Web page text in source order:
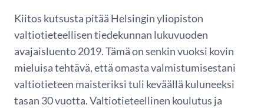
Kiitos kutsusta pitää Helsingin yliopiston
valtiotieteellisen tiedekunnan lukuvuoden
avajaisluento 2019. Tämä on senkin vuoksi kovin
mieluisa tehtävä, että omasta valmistumisestani
valtiotieteen maisteriksi tuli keväällä kuluneeksi
tasan 30 vuotta. Valtiotieteellinen koulutus ja